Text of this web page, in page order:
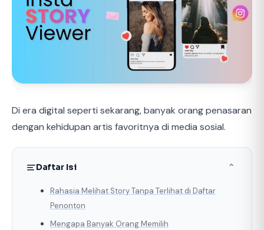
Di era digital seperti sekarang, banyak orang penasaran
dengan kehidupan artis favoritnya di media sosial.
Daftar Isi ⌃
Rahasia Melihat Story Tanpa Terlihat di Daftar
Penonton
Mengapa Banyak Orang Memilih